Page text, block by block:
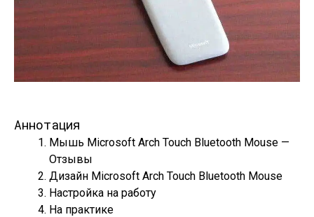
Аннотация
Мышь Microsoft Arch Touch Bluetooth Mouse —
Отзывы
Дизайн Microsoft Arch Touch Bluetooth Mouse
Настройка на работу
На практике